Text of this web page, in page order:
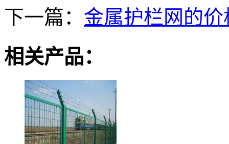
下一篇： 金属护栏网的
相关产品：